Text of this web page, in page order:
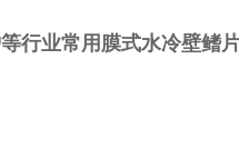
行业常用膜式水冷壁鳍